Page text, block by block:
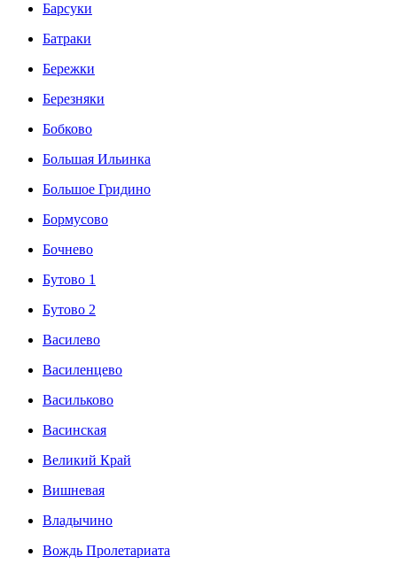
Барсуки
Батраки
Бережки
Березняки
Бобково
Большая Ильинка
Большое Гридино
Бормусово
Бочнево
Бутово 1
Бутово 2
Василево
Василенцево
Васильково
Васинская
Великий Край
Вишневая
Владычино
Вождь Пролетариата